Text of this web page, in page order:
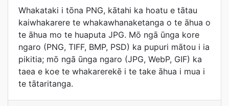
Whakataki i tōna PNG, kātahi ka hoatu e tātau
kaiwhakarere te whakawhanaketanga o te āhua o
te āhua mo te huaputa JPG. Mō ngā ūnga kore
ngaro (PNG, TIFF, BMP, PSD) ka pupuri mātou i ia
pikitia; mō ngā ūnga ngaro (JPG, WebP, GIF) ka
taea e koe te whakarerekē i te take āhua i mua i
te tātaritanga.